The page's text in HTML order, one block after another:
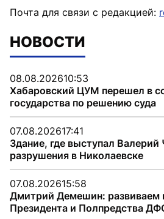
Почта для связи с редакцией:
НОВОСТИ
08.08.202610:53
Хабаровский ЦУМ перешел в
государства по решению суда
07.08.202617:41
Здание, где выступал
разрушения в Николаевске
07.08.202615:58
Дмитрий Демешин: развиваем
Президента и Полпредства